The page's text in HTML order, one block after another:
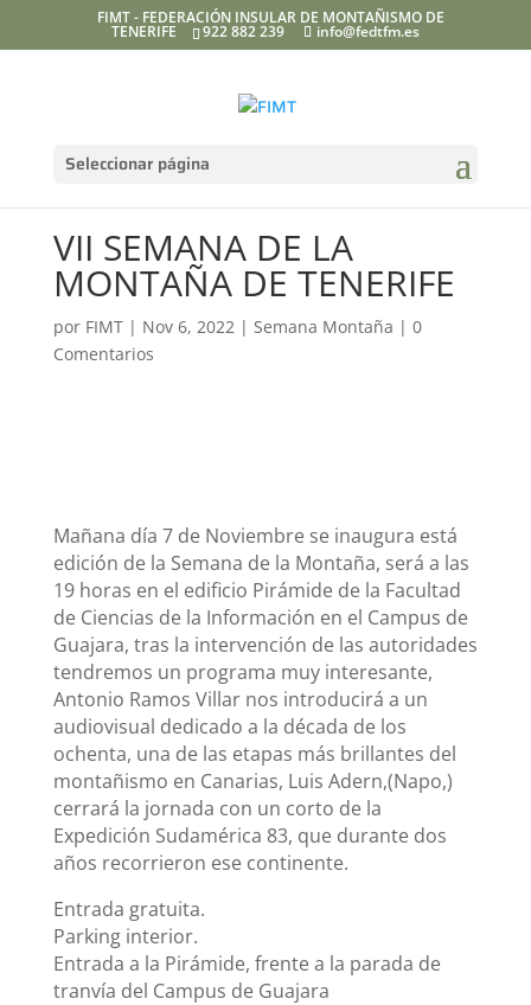
FIMT - FEDERACIÓN INSULAR DE MONTAÑISMO DE
TENERIFE 922 882 239 info@fedtfm.es
Seleccionar página
VII SEMANA DE LA
MONTAÑA DE TENERIFE
por FIMT| Nov 6, 2022| Semana Montaña | 0
Comentarios
Mañana día 7 de Noviembre se inaugura está
edición de la Semana de la Montaña, será a las
19 horas en el edificio Pirámide de la Facultad
de Ciencias de la Información en el Campus de
Guajara, tras la intervención de las autoridades
tendremos un programa muy interesante,
Antonio Ramos Villar nos introducirá a un
audiovisual dedicado a la década de los
ochenta, una de las etapas más brillantes del
montañismo en Canarias, Luis Adern,(Napo,)
cerrará la jornada con un corto de la
Expedición Sudamérica 83, que durante dos
años recorrieron ese continente.
Entrada gratuita.
Parking interior.
Entrada a la Pirámide, frente a la parada de
tranvía del Campus de Guajara